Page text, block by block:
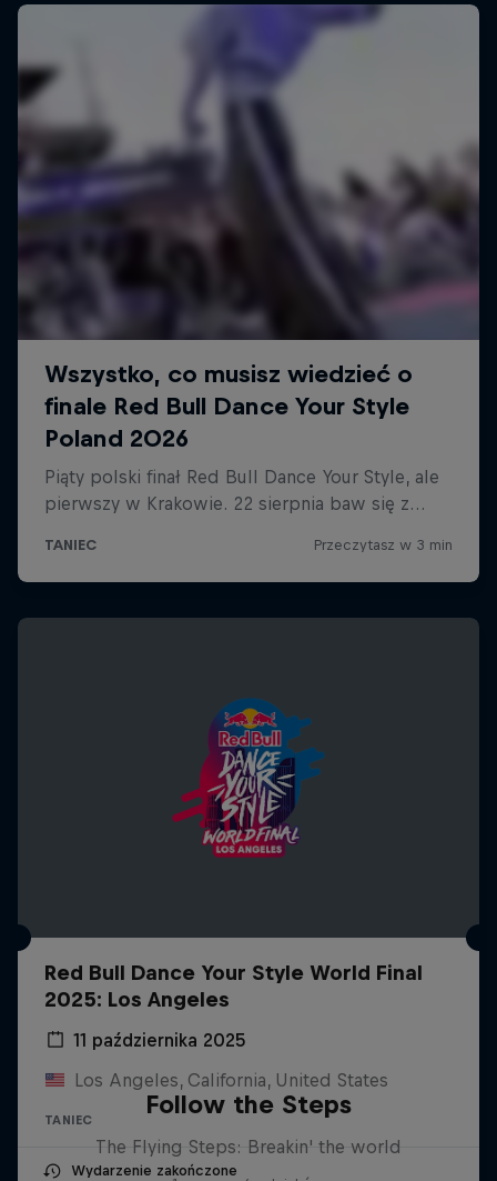
Red Bull Dance Your Style World Final
2025: Los Angeles
11 października 2025
Los Angeles, California, United States
TANIEC
Wydarzenie zakończone
Follow the Steps
The Flying Steps: Breakin' the world